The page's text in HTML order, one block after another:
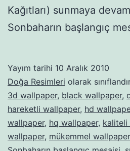
Kağıtları) sunmaya
Sonbaharın başlangıç
Yayım tarihi 10 Aralık 2010
Doğa Resimleri olarak
3d wallpaper, black wallpaper,
hareketli wallpaper, hd
wallpaper, hq wallpaper, kaliteli
wallpaper, mükemmel wallpaper